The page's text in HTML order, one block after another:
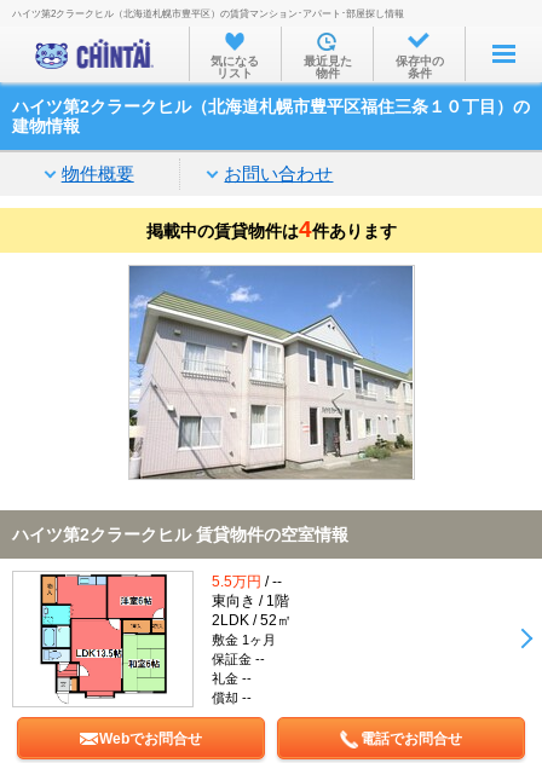
お部屋を探す
沿線・駅から
家賃相場から
通勤通学時間から
物件特集から
不動産会社から
TOP
ハイツ第2クラークヒル（北海道札幌市豊平区）の賃貸マンション･アパート･部屋探し情報
気になる
リスト
最近見た
物件
保存中の
条件
ハイツ第2クラークヒル（北海道札幌市豊平区福住三条１０丁目）の
建物情報
物件概要 お問い合わせ
掲載中の賃貸物件は4件あります
ハイツ第2クラークヒル 賃貸物件の空室情報
5.5万円 / --
東向き / 1階
2LDK / 52㎡
敷金 1ヶ月
保証金 --
礼金 --
償却 --
Webでお問合せ 電話でお問合せ